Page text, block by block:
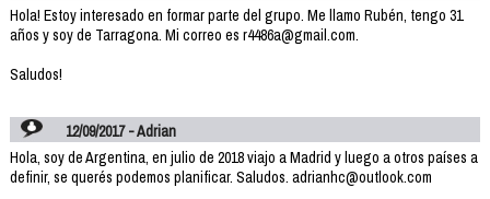
Hola! Estoy interesado en formar parte del grupo. Me llamo Rubén, tengo 31
años y soy de Tarragona. Mi correo es r4486a@gmail.com.
Saludos!
12/09/2017 - Adrian
Hola, soy de Argentina, en julio de 2018 viajo a Madrid y luego a otros países a
definir, se querés podemos planificar. Saludos. adrianhc@outlook.com